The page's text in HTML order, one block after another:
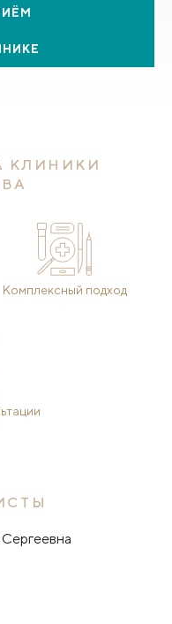
КЛИНИКЕ
КЛИНИКИ
Комплексный подход